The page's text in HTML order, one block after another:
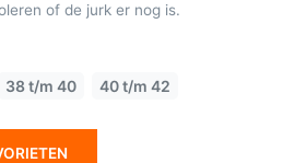
of de jurk er nog is.
38 t/m 40 40 t/m 42